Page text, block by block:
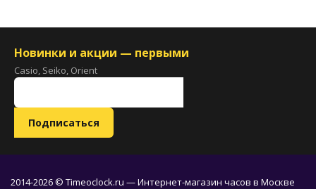
Новинки и акции — первыми
Casio, Seiko, Orient
2014-2026 © Timeoclock.ru — Интернет-магазин часов в Москве